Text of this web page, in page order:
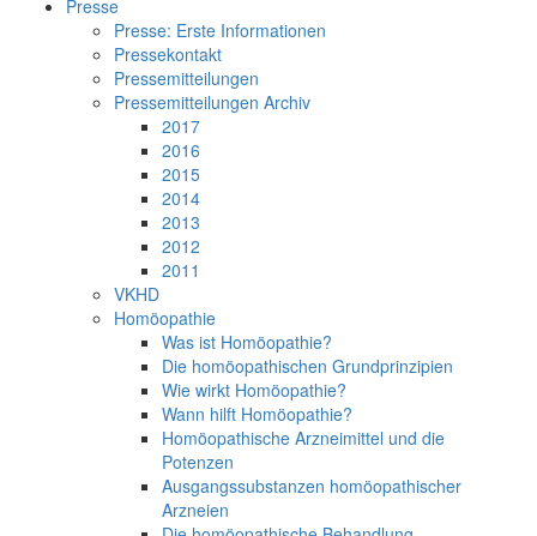
Presse
Presse: Erste Informationen
Pressekontakt
Pressemitteilungen
Pressemitteilungen Archiv
2017
2016
2015
2014
2013
2012
2011
VKHD
Homöopathie
Was ist Homöopathie?
Die homöopathischen Grundprinzipien
Wie wirkt Homöopathie?
Wann hilft Homöopathie?
Homöopathische Arzneimittel und die
Potenzen
Ausgangssubstanzen homöopathischer
Arzneien